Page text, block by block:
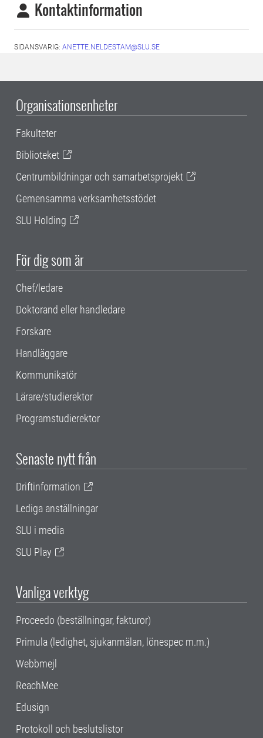
Kontaktinformation
SIDANSVARIG: ANETTE.NELDESTAM@SLU.SE
Organisationsenheter
Fakulteter
Biblioteket
Centrumbildningar och samarbetsprojekt
Gemensamma verksamhetsstödet
SLU Holding
För dig som är
Chef/ledare
Doktorand eller handledare
Forskare
Handläggare
Kommunikatör
Lärare/studierektor
Programstudierektor
Senaste nytt från
Driftinformation
Lediga anställningar
SLU i media
SLU Play
Vanliga verktyg
Proceedo (beställningar, fakturor)
Primula (ledighet, sjukanmälan, lönespec m.m.)
Webbmejl
ReachMee
Edusign
Protokoll och beslutslistor